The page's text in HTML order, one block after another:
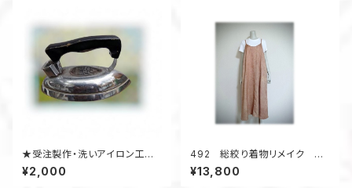
★受注製作・洗いアイロン工賃
★ 着物アップサイクル
¥2,000
492 総絞り着物リメイク キ
ャミソールワンピース ジャンパ
ースカート 小さいサイズ オ
¥13,800